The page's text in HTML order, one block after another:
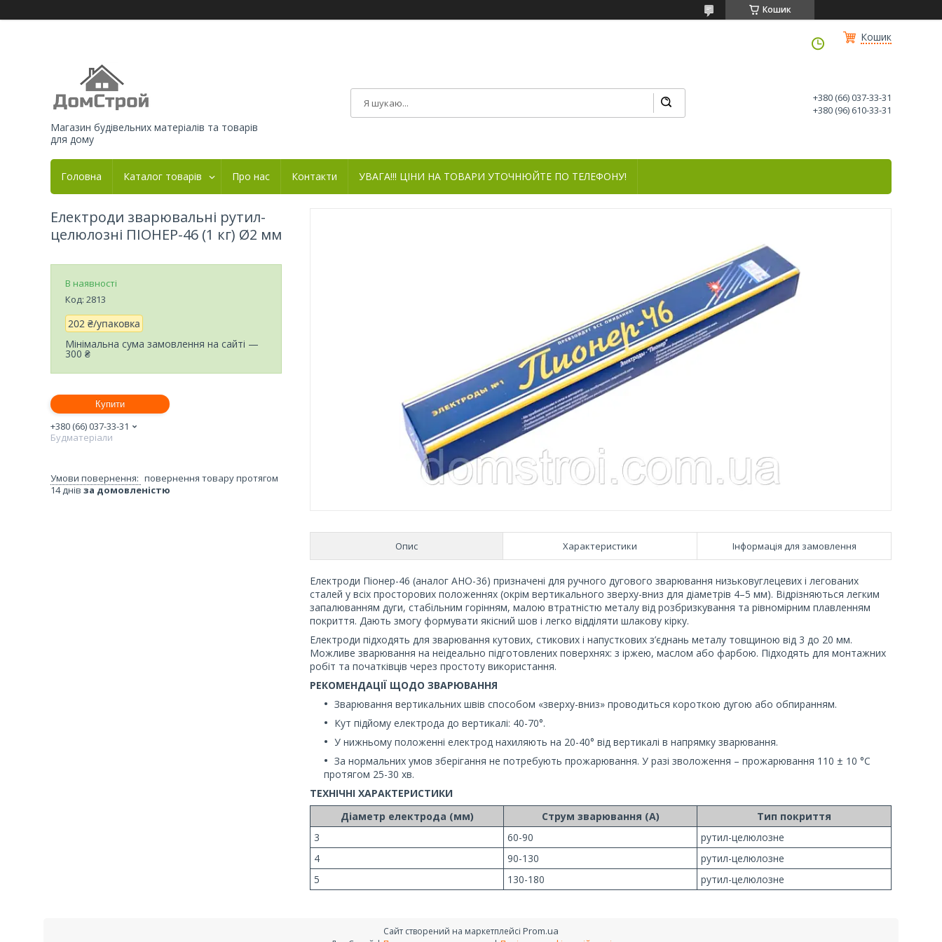
Кошик
Кошик
Магазин будівельних матеріалів та товарів
для дому
+380 (66) 037-33-31
+380 (96) 610-33-31
Головна Каталог товарів Про нас Контакти УВАГА!!! ЦІНИ НА ТОВАРИ УТОЧНЮЙТЕ ПО ТЕЛЕФОНУ!
Опис Характеристики Інформація для замовлення
Електроди Піонер-46 (аналог АНО-36) призначені для ручного дугового зварювання низьковуглецевих і легованих
сталей у всіх просторових положеннях (окрім вертикального зверху-вниз для діаметрів 4–5 мм). Відрізняються легким
запалюванням дуги, стабільним горінням, малою втратністю металу від розбризкування та рівномірним плавленням
покриття. Дають змогу формувати якісний шов і легко відділяти шлакову кірку.
Електроди підходять для зварювання кутових, стикових і напусткових з’єднань металу товщиною від 3 до 20 мм.
Можливе зварювання на неідеально підготовлених поверхнях: з іржею, маслом або фарбою. Підходять для монтажних
робіт та початківців через простоту використання.
РЕКОМЕНДАЦІЇ ЩОДО ЗВАРЮВАННЯ
Зварювання вертикальних швів способом «зверху-вниз» проводиться короткою дугою або обпиранням.
Кут підйому електрода до вертикалі: 40-70°.
У нижньому положенні електрод нахиляють на 20-40° від вертикалі в напрямку зварювання.
За нормальних умов зберігання не потребують прожарювання. У разі зволоження – прожарювання 110 ± 10 °С
протягом 25-30 хв.
ТЕХНІЧНІ ХАРАКТЕРИСТИКИ
Діаметр електрода (мм)
Струм зварювання (А)
Тип покриття
3
60-90
рутил-целюлозне
4
90-130
рутил-целюлозне
5
130-180 рутил-целюлозне
Електроди зварювальні рутил-
целюлозні ПІОНЕР-46 (1 кг) Ø2 мм
В наявності
Код: 2813
202 ₴/упаковка
Мінімальна сума замовлення на сайті —
300 ₴
Купити
+380 (66) 037-33-31
Будматеріали
повернення товару протягом
14 днів за домовленістю
Сайт створений на маркетплейсі Prom.ua